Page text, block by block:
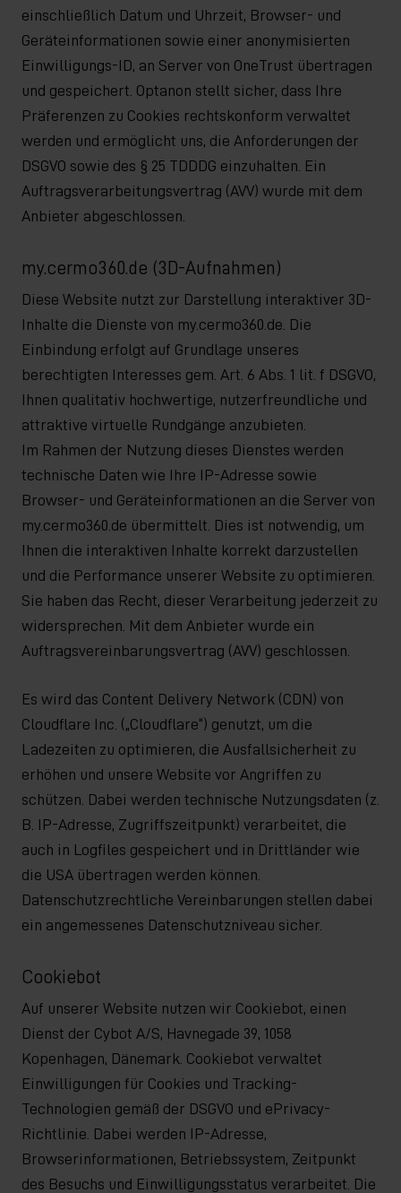
einschließlich Datum und Uhrzeit, Browser- und
Geräteinformationen sowie einer anonymisierten
Einwilligungs-ID, an Server von OneTrust übertragen
und gespeichert. Optanon stellt sicher, dass Ihre
Präferenzen zu Cookies rechtskonform verwaltet
werden und ermöglicht uns, die Anforderungen der
DSGVO sowie des § 25 TDDDG einzuhalten. Ein
Auftragsverarbeitungsvertrag (AVV) wurde mit dem
Anbieter abgeschlossen.
my.cermo360.de (3D-Aufnahmen)
Diese Website nutzt zur Darstellung interaktiver 3D-
Inhalte die Dienste von my.cermo360.de. Die
Einbindung erfolgt auf Grundlage unseres
berechtigten Interesses gem. Art. 6 Abs. 1 lit. f DSGVO,
Ihnen qualitativ hochwertige, nutzerfreundliche und
attraktive virtuelle Rundgänge anzubieten.
Im Rahmen der Nutzung dieses Dienstes werden
technische Daten wie Ihre IP-Adresse sowie
Browser- und Geräteinformationen an die Server von
my.cermo360.de übermittelt. Dies ist notwendig, um
Ihnen die interaktiven Inhalte korrekt darzustellen
und die Performance unserer Website zu optimieren.
Sie haben das Recht, dieser Verarbeitung jederzeit zu
widersprechen. Mit dem Anbieter wurde ein
Auftragsvereinbarungsvertrag (AVV) geschlossen.
Es wird das Content Delivery Network (CDN) von
Cloudflare Inc. („Cloudflare“) genutzt, um die
Ladezeiten zu optimieren, die Ausfallsicherheit zu
erhöhen und unsere Website vor Angriffen zu
schützen. Dabei werden technische Nutzungsdaten (z.
B. IP-Adresse, Zugriffszeitpunkt) verarbeitet, die
auch in Logfiles gespeichert und in Drittländer wie
die USA übertragen werden können.
Datenschutzrechtliche Vereinbarungen stellen dabei
ein angemessenes Datenschutzniveau sicher.
Cookiebot
Auf unserer Website nutzen wir Cookiebot, einen
Dienst der Cybot A/S, Havnegade 39, 1058
Kopenhagen, Dänemark. Cookiebot verwaltet
Einwilligungen für Cookies und Tracking-
Technologien gemäß der DSGVO und ePrivacy-
Richtlinie. Dabei werden IP-Adresse,
Browserinformationen, Betriebssystem, Zeitpunkt
des Besuchs und Einwilligungsstatus verarbeitet. Die